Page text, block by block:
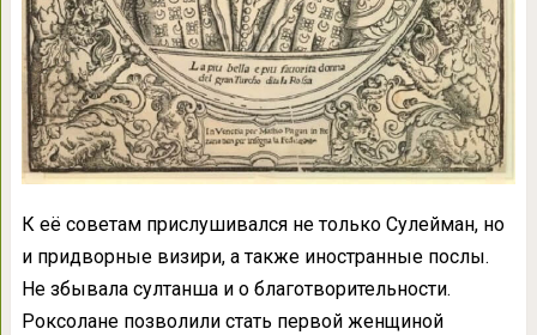
К её советам прислушивался не только Сулейман, но
и придворные визири, а также иностранные послы.
Не збывала султанша и о благотворительности.
Роксолане позволили стать первой женщиной